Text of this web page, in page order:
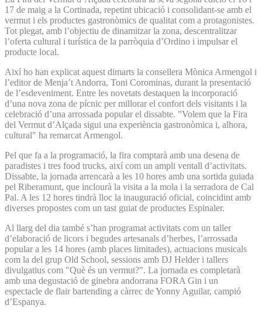
17 de maig a la Cortinada, repetint ubicació i consolidant-se amb el
vermut i els productes gastronòmics de qualitat com a protagonistes.
Tot plegat, amb l’objectiu de dinamitzar la zona, descentralitzar
l’oferta cultural i turística de la parròquia d’Ordino i impulsar el
producte local.
Així ho han explicat aquest dimarts la consellera Mònica Armengol i
l’editor de Menja’t Andorra, Toni Corominas, durant la presentació
de l’esdeveniment. Entre les novetats destaquen la incorporació
d’una nova zona de pícnic per millorar el confort dels visitants i la
celebració d’una arrossada popular el dissabte. "Volem que la Fira
del Vermut d’Alçada sigui una experiència gastronòmica i, alhora,
cultural" ha remarcat Armengol.
Pel que fa a la programació, la fira comptarà amb una desena de
paradistes i tres food trucks, així com un ampli ventall d’activitats.
Dissabte, la jornada arrencarà a les 10 hores amb una sortida guiada
pel Riberamunt, que inclourà la visita a la mola i la serradora de Cal
Pal. A les 12 hores tindrà lloc la inauguració oficial, coincidint amb
diverses propostes com un tast guiat de productes Espinaler.
Al llarg del dia també s’han programat activitats com un taller
d’elaboració de licors i begudes artesanals d’herbes, l’arrossada
popular a les 14 hores (amb places limitades), actuacions musicals
com la del grup Old School, sessions amb DJ Helder i tallers
divulgatius com "Què és un vermut?". La jornada es completarà
amb una degustació de ginebra andorrana FORA Gin i un
espectacle de flair bartending a càrrec de Yonny Aguilar, campió
d’Espanya.